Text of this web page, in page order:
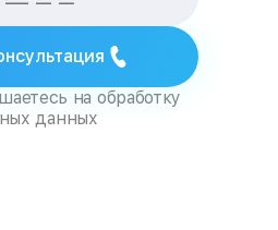
на обработку
данных